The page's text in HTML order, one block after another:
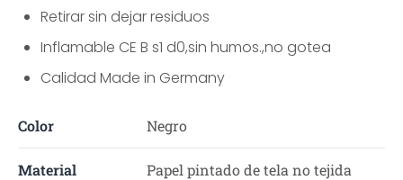
Retirar sin dejar residuos
Inflamable CE B s1 d0,sin humos.,no gotea
Calidad Made in Germany
Color Negro
Material Papel pintado de tela no tejida